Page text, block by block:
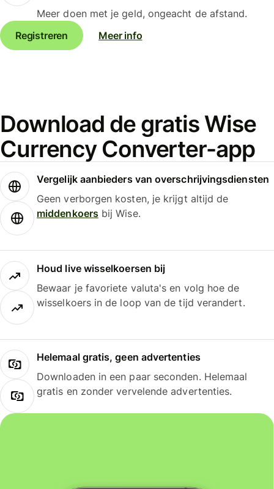
Meer doen met je geld, ongeacht de afstand.
Registreren
Meer info
Download de gratis Wise
Currency Converter-app
Vergelijk aanbieders van overschrijvingsdiensten
Geen verborgen kosten, je krijgt altijd de
middenkoersbij Wise.
Houd live wisselkoersen bij
Bewaar je favoriete valuta's en volg hoe de
wisselkoers in de loop van de tijd verandert.
Helemaal gratis, geen advertenties
Downloaden in een paar seconden. Helemaal
gratis en zonder vervelende advertenties.